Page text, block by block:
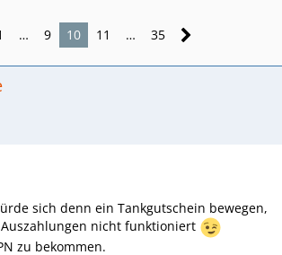
… 9 10 11 … 35
sich denn ein Tankgutschein bewegen,
nicht funktioniert
zu bekommen.